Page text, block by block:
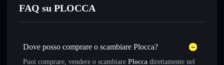
FAQ su PLOCCA
Dove posso comprare o scambiare Plocca?
Puoi comprare, vendere o scambiare Plocca direttamente nel